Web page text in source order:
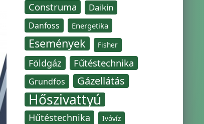
Construma Daikin
Danfoss Energetika
Események Fisher
Földgáz Fűtéstechnika
Grundfos Gázellátás
Hőszivattyú
Hűtéstechnika Ivóvíz